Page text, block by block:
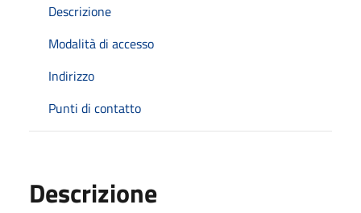
Descrizione
Modalità di accesso
Indirizzo
Punti di contatto
Descrizione